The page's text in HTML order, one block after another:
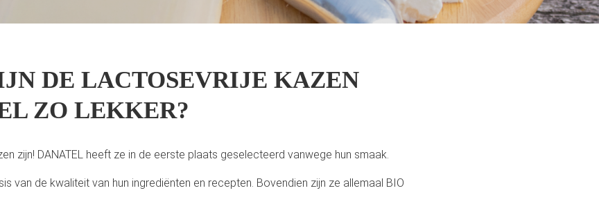
DE LACTOSEVRIJE KAZEN
ZO LEKKER?
zijn! DANATEL heeft ze in de eerste plaats geselecteerd vanwege hun smaak.
van de kwaliteit van hun ingrediënten en recepten. Bovendien zijn ze allemaal BIO